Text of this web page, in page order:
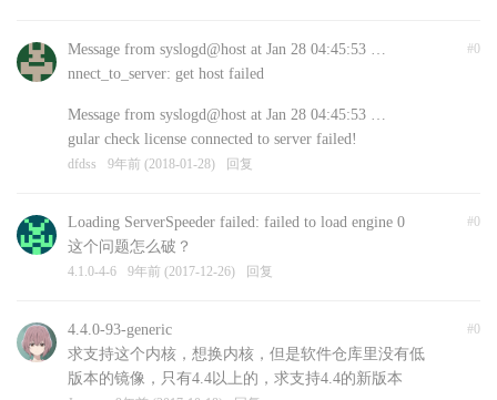
#0
Message from syslogd@host at Jan 28 04:45:53 …
nnect_to_server: get host failed
Message from syslogd@host at Jan 28 04:45:53 …
gular check license connected to server failed!
dfdss 9年前 (2018-01-28) 回复
#0
Loading ServerSpeeder failed: failed to load engine 0
这个问题怎么破？
4.1.0-4-6 9年前 (2017-12-26) 回复
#0
4.4.0-93-generic
求支持这个内核，想换内核，但是软件仓库里没有低
版本的镜像，只有4.4以上的，求支持4.4的新版本